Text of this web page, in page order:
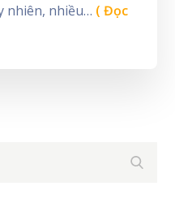
nhiên, nhiều… ( Đọc